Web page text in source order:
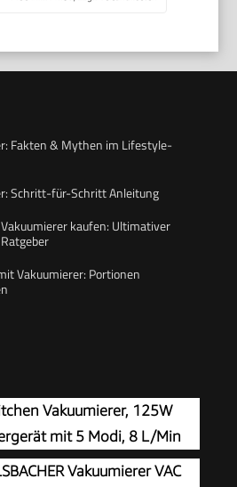
Fakten & Mythen im Lifestyle-
Schritt-für-Schritt Anleitung
Vakuumierer kaufen: Ultimativer
Ratgeber
Vakuumierer: Portionen
Vakuumierer, 125W
mit 5 Modi, 8 L/Min
Vakuumierer VAC